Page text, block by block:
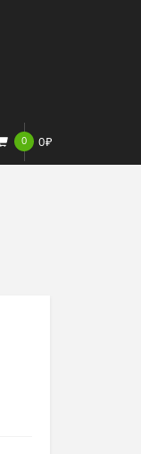
0 0₽